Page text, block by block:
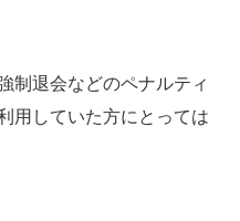
制退会などのペナルティ
用していた方にとっては